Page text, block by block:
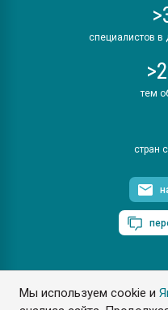
Мы используем cookie и
специалистов
тем
стран
ПластЭксперт ©